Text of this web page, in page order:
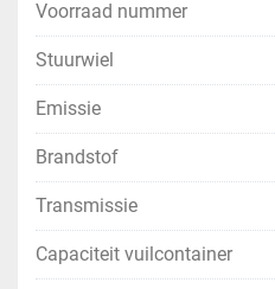
Voorraad nummer
Stuurwiel
Emissie
Brandstof
Transmissie
Capaciteit vuilcontainer